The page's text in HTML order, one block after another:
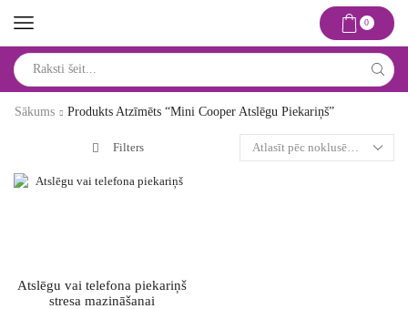
0
input
Sākums
Produkts Atzīmēts “mini Cooper Atslēgu Piekariņš”
Filters
Atslēgu vai telefona piekariņš
stresa mazināšanai